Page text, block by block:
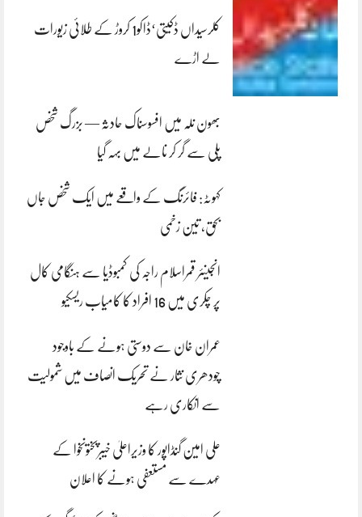
کلرسیداں ڈکیتی‘ڈاکو1 کروڑ کے طلائی زیورات
لے اڑے
بھون نلہ میں افسوسناک حادثہ — بزرگ شخص
پلی سے گر کر نالے میں بہہ گیا
کہوٹہ: فائرنگ کے واقعے میں ایک شخص جاں
بحق، تین زخمی
انجینئر قمراسلام راجہ کی کمبوڈیا سے ہنگامی کال
پر چکری میں 16 افراد کا کامیاب ریسکیو
عمران خان سے دوستی ہونے کے باوجود
چودھری نثار نے تحریک انصاف میں شمولیت
سے انکاری رہے
علی امین گنڈاپور کا وزیراعلیٰ خیبرپختونخوا کے
عہدے سے مستعفی ہونے کا اعلان